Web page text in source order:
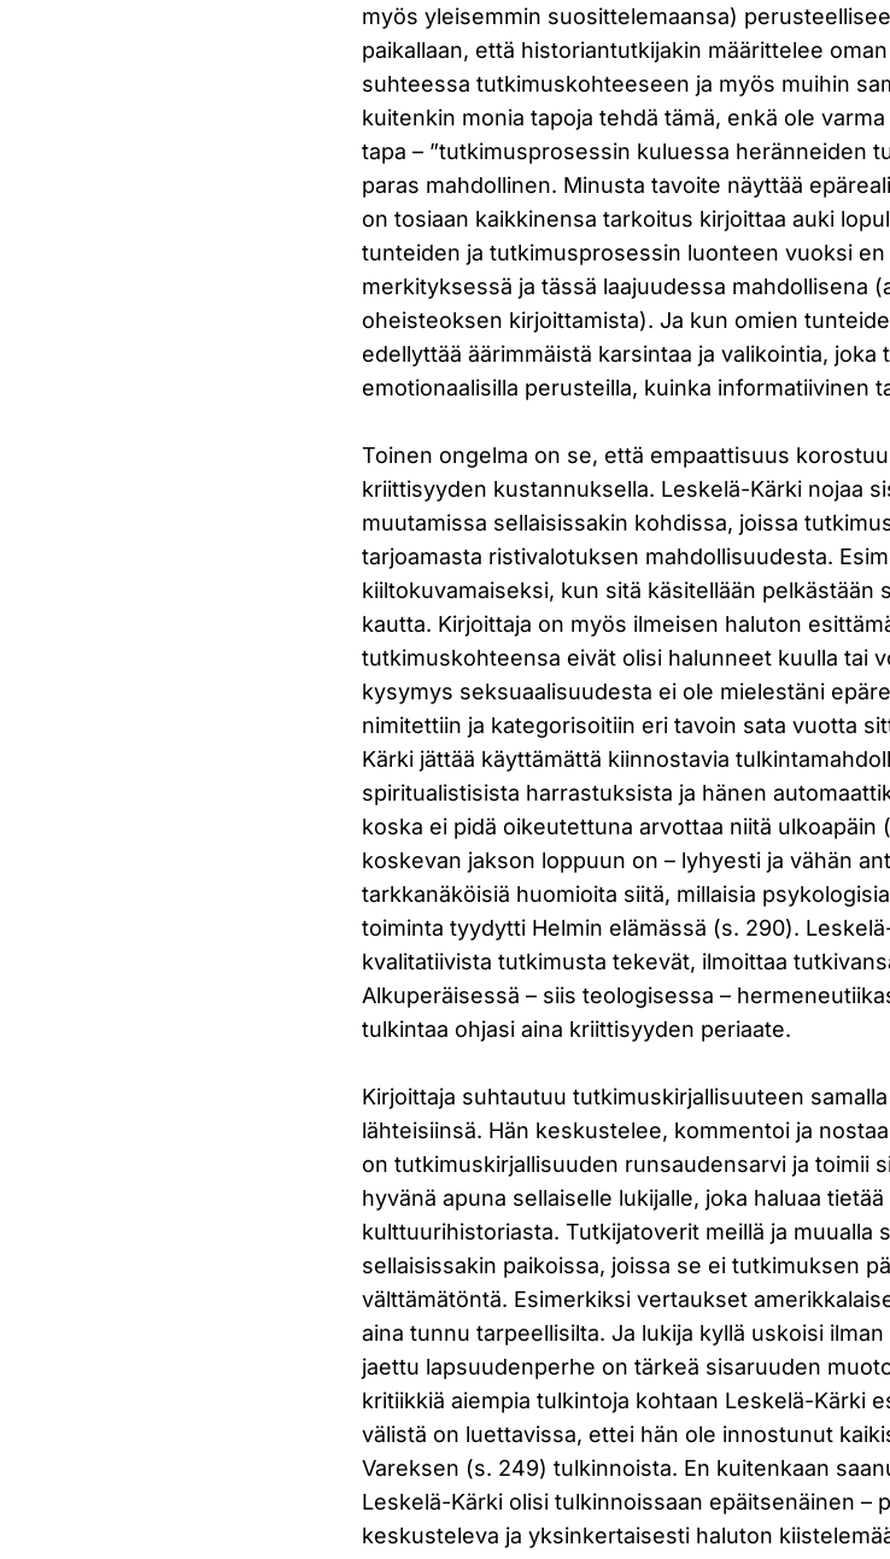
myös yleisemmin suosittelemaansa)
paikallaan, että historiantutkijakin määrittelee
suhteessa tutkimuskohteeseen ja myös muihin
kuitenkin monia tapoja tehdä tämä, enkä ole
tapa – ”tutkimusprosessin kuluessa heränneiden
paras mahdollinen. Minusta tavoite näyttää
on tosiaan kaikkinensa tarkoitus kirjoittaa auki
tunteiden ja tutkimusprosessin luonteen vuoksi
merkityksessä ja tässä laajuudessa mahdollisena
oheisteoksen kirjoittamista). Ja kun omien
edellyttää äärimmäistä karsintaa ja valikointia, joka
emotionaalisilla perusteilla, kuinka informatiivinen
Toinen ongelma on se, että empaattisuus
kriittisyyden kustannuksella. Leskelä-Kärki nojaa
muutamissa sellaisissakin kohdissa, joissa
tarjoamasta ristivalotuksen mahdollisuudesta.
kiiltokuvamaiseksi, kun sitä käsitellään pelkästään
kautta. Kirjoittaja on myös ilmeisen haluton
tutkimuskohteensa eivät olisi halunneet kuulla tai
kysymys seksuaalisuudesta ei ole mielestäni
nimitettiin ja kategorisoitiin eri tavoin sata vuotta
Kärki jättää käyttämättä kiinnostavia
spiritualistisista harrastuksista ja hänen
koska ei pidä oikeutettuna arvottaa niitä ulkoapäin
koskevan jakson loppuun on – lyhyesti ja vähän
tarkkanäköisiä huomioita siitä, millaisia
toiminta tyydytti Helmin elämässä (s. 290).
kvalitatiivista tutkimusta tekevät, ilmoittaa
Alkuperäisessä – siis teologisessa –
tulkintaa ohjasi aina kriittisyyden periaate.
Kirjoittaja suhtautuu tutkimuskirjallisuuteen
lähteisiinsä. Hän keskustelee, kommentoi ja
on tutkimuskirjallisuuden runsaudensarvi ja toimii
hyvänä apuna sellaiselle lukijalle, joka haluaa
kulttuurihistoriasta. Tutkijatoverit meillä ja muualla
sellaisissakin paikoissa, joissa se ei tutkimuksen
välttämätöntä. Esimerkiksi vertaukset
aina tunnu tarpeellisilta. Ja lukija kyllä uskoisi
jaettu lapsuudenperhe on tärkeä sisaruuden
kritiikkiä aiempia tulkintoja kohtaan Leskelä-Kärki
välistä on luettavissa, ettei hän ole innostunut
Vareksen (s. 249) tulkinnoista. En kuitenkaan
Leskelä-Kärki olisi tulkinnoissaan epäitsenäinen –
keskusteleva ja yksinkertaisesti haluton